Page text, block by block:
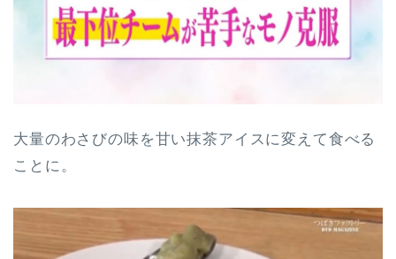
大量のわさびの味を甘い抹茶アイスに変えて食べる
ことに。